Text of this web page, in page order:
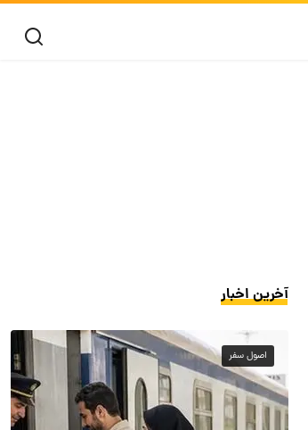
آخرین اخبار
اصول سفر